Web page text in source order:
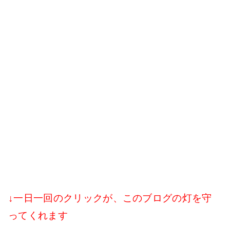
↓一日一回のクリックが、このブログの灯を守
ってくれます